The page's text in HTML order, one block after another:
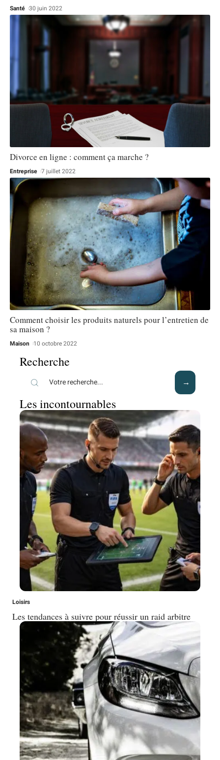
Santé 30 juin 2022
Divorce en ligne : comment ça marche ?
Entreprise 7 juillet 2022
Comment choisir les produits naturels pour l’entretien de
sa maison ?
Maison 10 octobre 2022
Recherche
Les incontournables
Loisirs
Les tendances à suivre pour réussir un raid arbitre